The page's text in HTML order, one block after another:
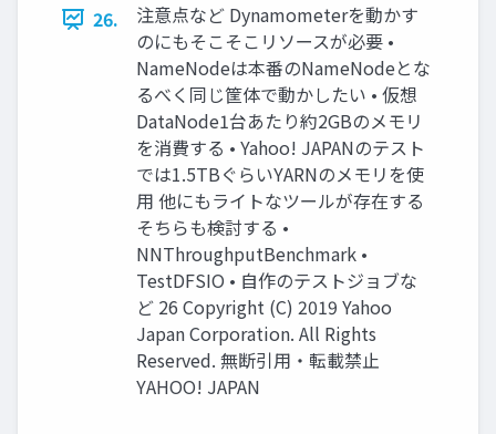
26.
注意点など Dynamometerを動かす
のにもそこそこリソースが必要 •
NameNodeは本番のNameNodeとな
るべく同じ筐体で動かしたい • 仮想
DataNode1台あたり約2GBのメモリ
を消費する • Yahoo! JAPANのテスト
では1.5TBぐらいYARNのメモリを使
用 他にもライトなツールが存在する
そちらも検討する •
NNThroughputBenchmark •
TestDFSIO • 自作のテストジョブな
ど 26 Copyright (C) 2019 Yahoo
Japan Corporation. All Rights
Reserved. 無断引用・転載禁止
YAHOO! JAPAN